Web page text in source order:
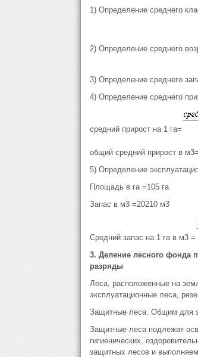
1) Определение среднего
2) Определение среднего
3) Определение среднего
4) Определение среднего
средний прирост на 1 га=
общий средний прирост в м3=
5) Определение
Площадь в га =105 га
Запас в м3 =20210 м3
Средний запас на 1 га в м3 =
3. Деление лесного фонда
разряды
Леса, расположенные на
эксплуатационные леса,
Защитные леса. Общим для
Защитные леса подлежат
гигиенических,
защитных лесов и